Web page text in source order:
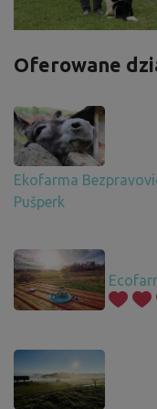
Oferowane
Ekofarma
Pušperk